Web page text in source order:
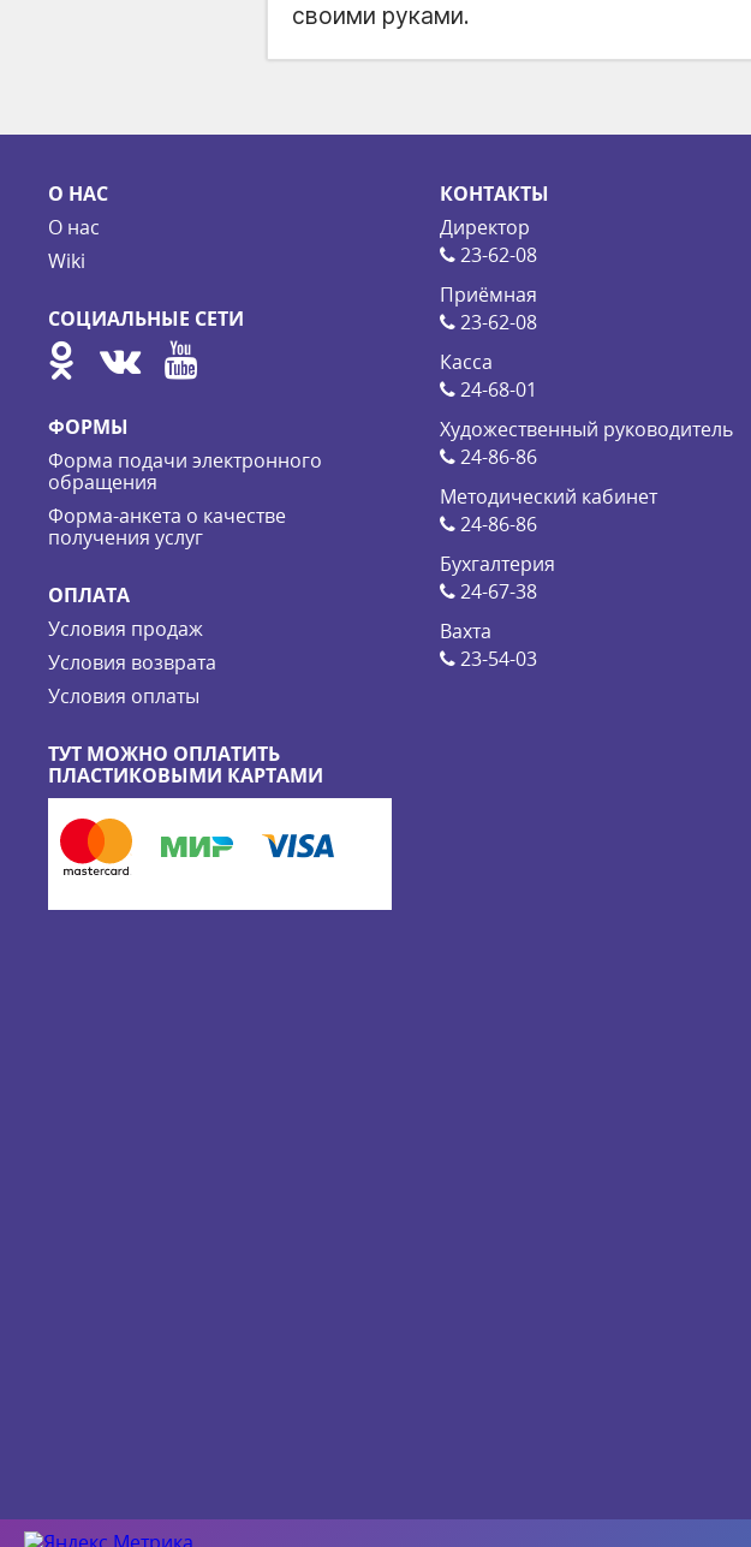
своими руками.
О НАС
О нас
Wiki
СОЦИАЛЬНЫЕ СЕТИ
ФОРМЫ
Форма подачи электронного
обращения
Форма-анкета о качестве
получения услуг
ОПЛАТА
Условия продаж
Условия возврата
Условия оплаты
ТУТ МОЖНО ОПЛАТИТЬ
ПЛАСТИКОВЫМИ КАРТАМИ
КОНТАКТЫ
Директор
23-62-08
Приёмная
23-62-08
Касса
24-68-01
Художественный руководитель
24-86-86
Методический кабинет
24-86-86
Бухгалтерия
24-67-38
Вахта
23-54-03